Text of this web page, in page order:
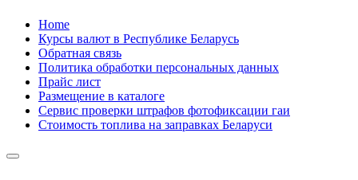
Skip
content
Home
Курсы валют в Республике Беларусь
Обратная связь
Политика обработки персональных данных
Прайс лист
Размещение в каталоге
Сервис проверки штрафов фотофиксации гаи
Стоимость топлива на заправках Беларуси